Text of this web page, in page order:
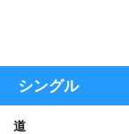
シングル
道